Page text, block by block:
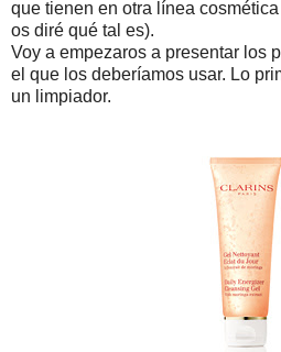
que tienen en otra línea
os diré qué tal es).
Voy a empezaros a presentar los
el que los deberíamos usar. Lo
un limpiador.